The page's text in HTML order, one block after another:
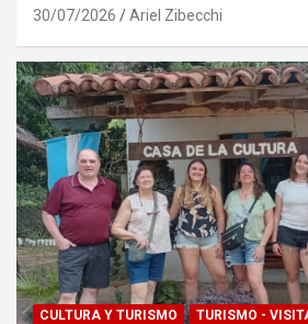
30/07/2026 Ariel Zibecchi
CULTURA Y TURISMO TURISMO -